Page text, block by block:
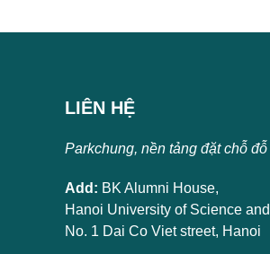
LIÊN HỆ
Parkchung, nền tảng đặt chỗ
Add: BK Alumni House,
Hanoi University of Science
No. 1 Dai Co Viet street, Hanoi